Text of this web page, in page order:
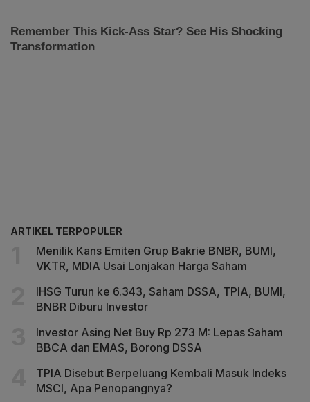
ARTIKEL TERPOPULER
Menilik Kans Emiten Grup Bakrie BNBR, BUMI,
VKTR, MDIA Usai Lonjakan Harga Saham
IHSG Turun ke 6.343, Saham DSSA, TPIA, BUMI,
BNBR Diburu Investor
Investor Asing Net Buy Rp 273 M: Lepas Saham
BBCA dan EMAS, Borong DSSA
TPIA Disebut Berpeluang Kembali Masuk Indeks
MSCI, Apa Penopangnya?